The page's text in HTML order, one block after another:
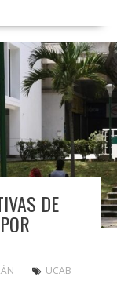
DE
UCAB